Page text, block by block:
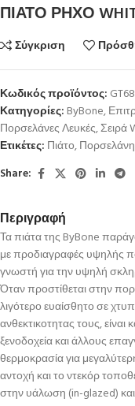
ΠΙΑΤΟ ΡΗΧΟ
Σύγκριση
Κωδικός προϊόντος:
Κατηγορίες: ByBone,
Πορσελάνες Λευκές,Σειρά
Ετικέτες: Πιάτο,Πορσελάνη
Share:
Περιγραφή
Τα πιάτα της ByBone
με προδιαγραφές υψηλής
γνωστή για την υψηλή
Όταν προστίθεται στην
λιγότερο ευαίσθητο σε
ανθεκτικοτητας τους,
ξενοδοχεία και άλλους
θερμοκρασία για
αντοχή και το ντεκόρ
στην υάλωση (in-glazed)